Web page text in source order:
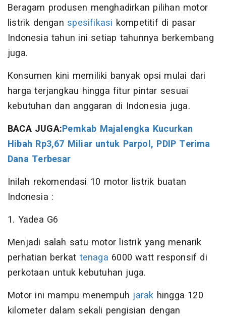
Beragam produsen menghadirkan pilihan motor
listrik dengan spesifikasi kompetitif di pasar
Indonesia tahun ini setiap tahunnya berkembang
juga.
Konsumen kini memiliki banyak opsi mulai dari
harga terjangkau hingga fitur pintar sesuai
kebutuhan dan anggaran di Indonesia juga.
BACA JUGA:Pemkab Majalengka Kucurkan
Hibah Rp3,67 Miliar untuk Parpol, PDIP Terima
Dana Terbesar
Inilah rekomendasi 10 motor listrik buatan
Indonesia :
1. Yadea G6
Menjadi salah satu motor listrik yang menarik
perhatian berkat tenaga 6000 watt responsif di
perkotaan untuk kebutuhan juga.
Motor ini mampu menempuh jarak hingga 120
kilometer dalam sekali pengisian dengan